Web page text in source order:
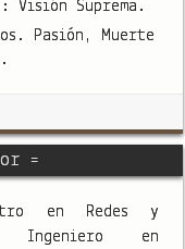
Suprema.
Pasión, Muerte
=
en Redes y
Ingeniero en